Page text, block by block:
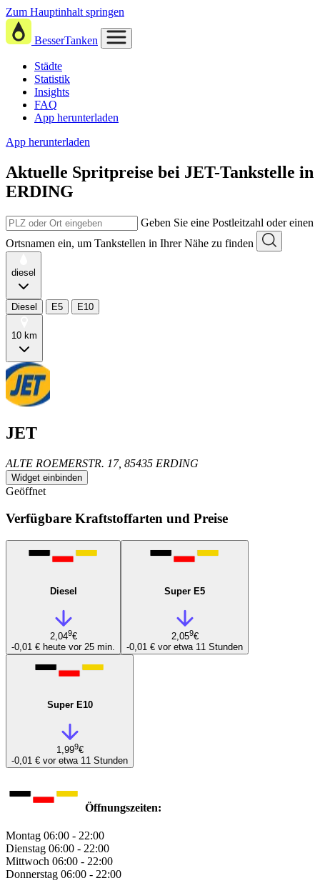
Zum Hauptinhalt springen
BesserTanken
Städte
Statistik
Insights
FAQ
App herunterladen
App herunterladen
Aktuelle Spritpreise bei JET-Tankstelle in
ERDING
Geben Sie eine Postleitzahl oder einen
Ortsnamen ein, um Tankstellen in Ihrer Nähe zu finden
diesel
Diesel E5 E10
10 km
JET
ALTE ROEMERSTR. 17, 85435 ERDING
Widget einbinden
Geöffnet
Verfügbare Kraftstoffarten und Preise
Diesel
2,049€
-0,01 € heute vor 25 min.
Super E5
2,059€
-0,01 € vor etwa 11 Stunden
Super E10
1,999€
-0,01 € vor etwa 11 Stunden
Öffnungszeiten:
Montag 06:00 - 22:00
Dienstag 06:00 - 22:00
Mittwoch 06:00 - 22:00
Donnerstag 06:00 - 22:00